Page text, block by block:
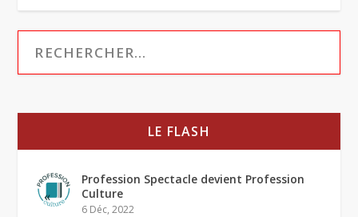
LE FLASH
Profession Spectacle devient Profession
Culture
6 Déc, 2022